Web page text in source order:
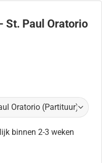
St. Paul Oratorio
binnen 2-3 weken
(Partituur) aantal